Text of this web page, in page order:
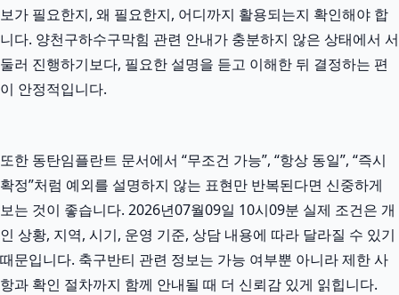
보가 필요한지, 왜 필요한지, 어디까지 활용되는지 확인해야 합
니다. 양천구하수구막힘 관련 안내가 충분하지 않은 상태에서 서
둘러 진행하기보다, 필요한 설명을 듣고 이해한 뒤 결정하는 편
이 안정적입니다.
또한 동탄임플란트 문서에서 “무조건 가능”, “항상 동일”, “즉시
확정”처럼 예외를 설명하지 않는 표현만 반복된다면 신중하게
보는 것이 좋습니다. 2026년07월09일 10시09분 실제 조건은 개
인 상황, 지역, 시기, 운영 기준, 상담 내용에 따라 달라질 수 있기
때문입니다. 축구반티 관련 정보는 가능 여부뿐 아니라 제한 사
항과 확인 절차까지 함께 안내될 때 더 신뢰감 있게 읽힙니다.